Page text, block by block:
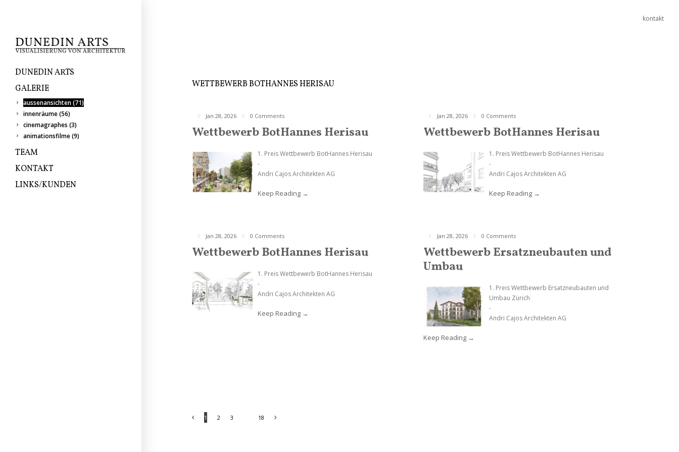
DUNEDIN ARTS
GALERIE
aussenansichten(71)
innenräume(56)
cinemagraphes (3)
animationsfilme(9)
TEAM
KONTAKT
LINKS/KUNDEN
WETTBEWERB BOTHANNES HERISAU
Jan 28, 2026 0 Comments
Wettbewerb BotHannes Herisau
1. Preis Wettbewerb BotHannes Herisau
-
Andri Cajos Architekten AG
Keep Reading
Jan 28, 2026 0 Comments
Wettbewerb BotHannes Herisau
1. Preis Wettbewerb BotHannes Herisau
-
Andri Cajos Architekten AG
Keep Reading
Jan 28, 2026 0 Comments
Wettbewerb BotHannes Herisau
1. Preis Wettbewerb BotHannes Herisau
-
Andri Cajos Architekten AG
Keep Reading
Jan 28, 2026 0 Comments
Wettbewerb Ersatzneubauten und
Umbau
1. Preis Wettbewerb Ersatzneubauten und
Umbau Zürich
-
Andri Cajos Architekten AG
Keep Reading
1 2 3 18
kontakt